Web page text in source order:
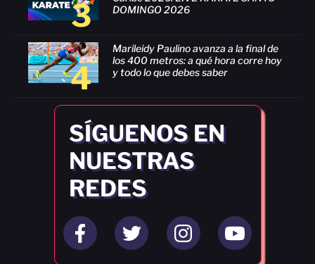
3
DOMINGO 2026
4
Marileidy Paulino avanza a la final de
los 400 metros: a qué hora corre hoy
y todo lo que debes saber
SÍGUENOS EN
NUESTRAS
REDES